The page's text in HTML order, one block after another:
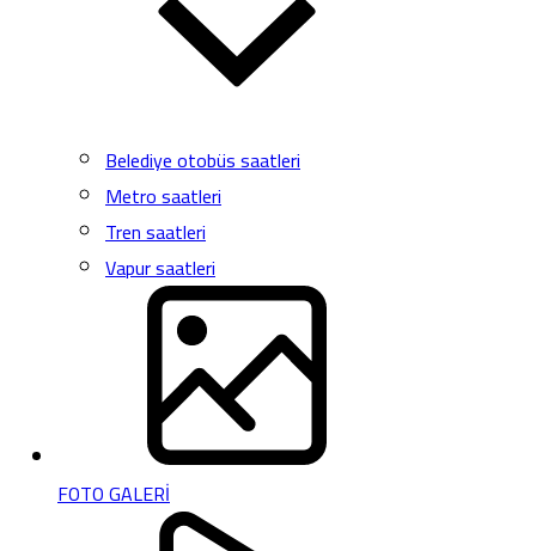
Belediye otobüs saatleri
Metro saatleri
Tren saatleri
Vapur saatleri
FOTO GALERİ